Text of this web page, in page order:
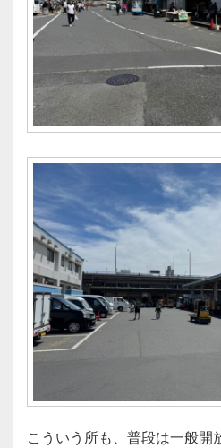
こういう所も、普段は一般開